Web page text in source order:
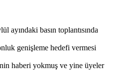
ayındaki basın toplantısında
genişleme hedefi vermesi
haberi yokmuş ve yine üyeler